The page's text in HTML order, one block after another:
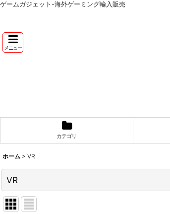
ゲームガジェット-海外ゲーミング輸入販売
メニュー
カテゴリ
ホーム > VR
VR